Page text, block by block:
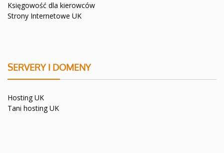
Księgowość dla kierowców
Strony Internetowe UK
SERVERY I DOMENY
Hosting UK
Tani hosting UK